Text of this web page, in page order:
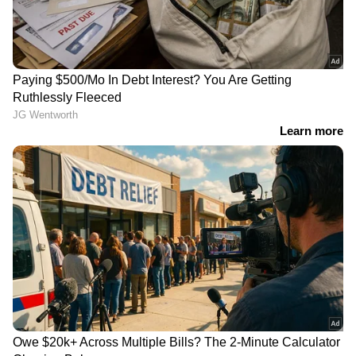
RECOMMENDED STORIES
'രാഹുൽ ​ഗാന്ധിയെ കുറ്റം
പറഞ്ഞാൽ ബിജെപിക്ക്
സുഖിക്കും'; ശശി തരൂരിന്
മറുപടിയുമായി കെ സി
വേണു​ഗോപാൽ; 'അമിത്
ഷാ ഭീരുവിനെ പോലെ
ഒളിച്ചോടുന്നു'
സവർക്കറെ പുകഴ്ത്തി
ചോദ്യാവലി തയാറാക്കിയ
അധ്യാപകന്
സസ്പെൻഷൻ; നടപടി
വിദ്യാഭ്യാസ മന്ത്രിയുടെ
നിർദേശത്തെ തുടർന്ന്